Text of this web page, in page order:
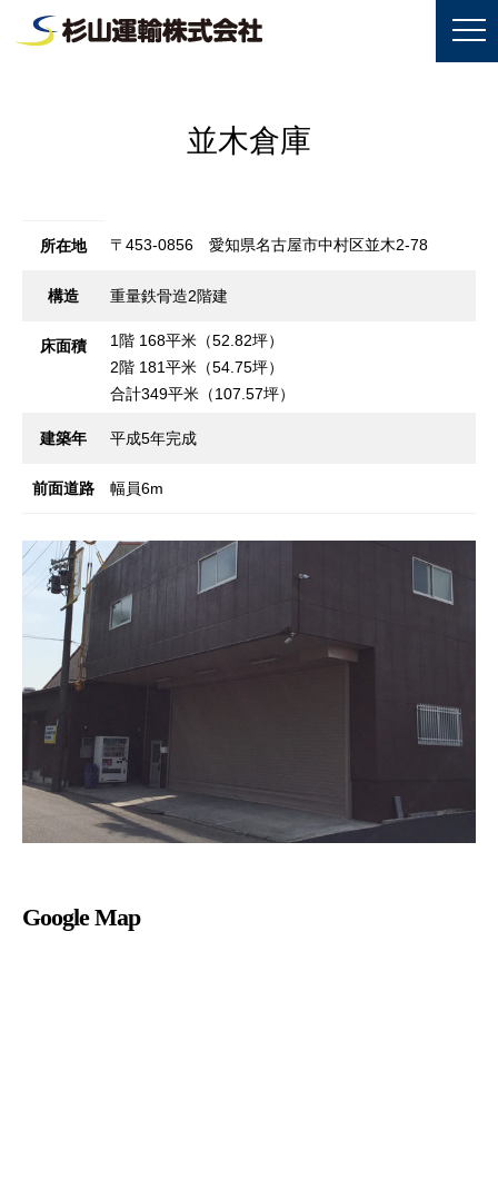
並木倉庫
所在地 〒453-0856 愛知県名古屋市中村区並木2-78
構造 重量鉄骨造2階建
床面積
1階 168平米（52.82坪）
2階 181平米（54.75坪）
合計349平米（107.57坪）
建築年 平成5年完成
前面道路 幅員6m
Google Map